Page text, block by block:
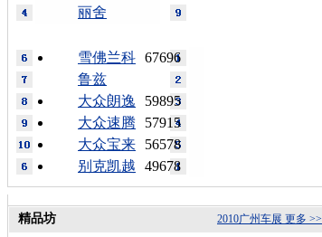
丽舍
67696
雪佛兰科
鲁兹
59895
大众朗逸
57915
大众速腾
56578
大众宝来
49678
别克凯越
更多 >>
2010广州车展
精品坊